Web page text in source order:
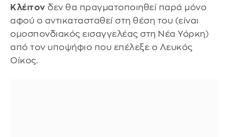
Κλέιτον δεν θα πραγματοποιηθεί παρά μόνο
αφού ο αντικατασταθεί στη θέση του (είναι
ομοσπονδιακός εισαγγελέας στη Νέα Υόρκη)
από τον υποψήφιο που επέλεξε ο Λευκός
Οίκος.